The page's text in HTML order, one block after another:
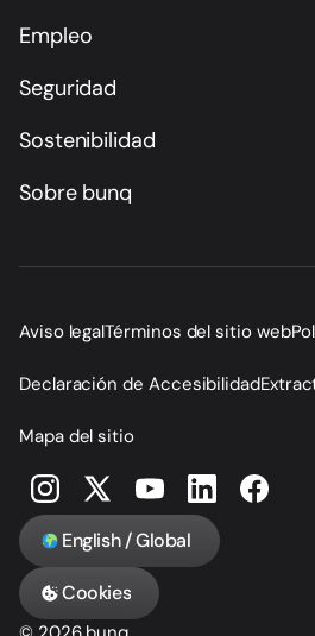
Empleo
Seguridad
Sostenibilidad
Sobre bunq
Aviso legalTérminos del sitio web
Declaración de Accesibilidad
Mapa del sitio
English / Global
Cookies